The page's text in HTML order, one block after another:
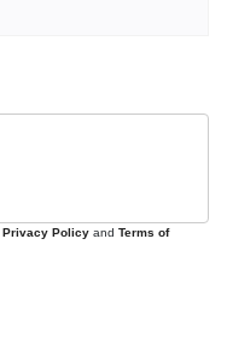
Privacy Policy and Terms of